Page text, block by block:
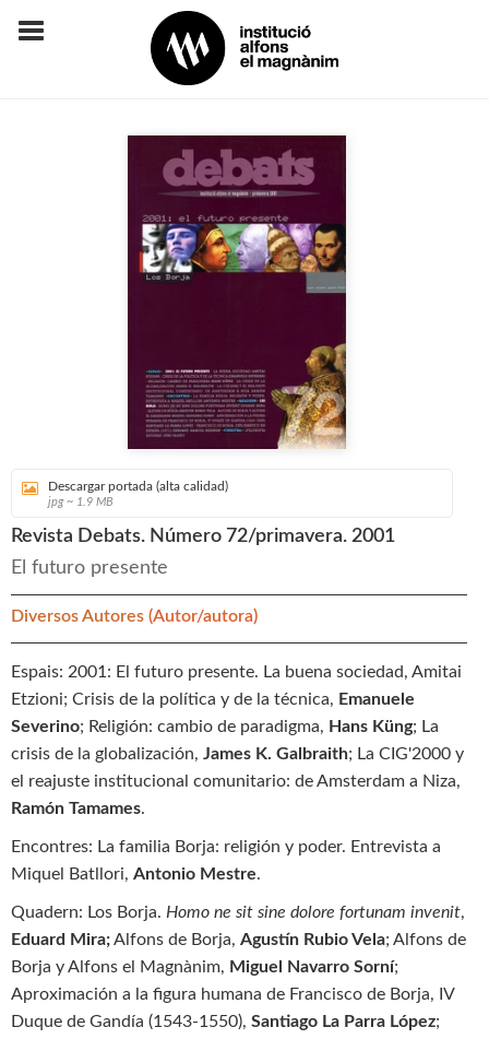
Descargar portada (alta calidad)
jpg ~ 1.9 MB
Revista Debats. Número 72/primavera. 2001
El futuro presente
Diversos Autores (Autor/autora)
Espais: 2001: El futuro presente. La buena sociedad, Amitai
Etzioni; Crisis de la política y de la técnica, Emanuele
Severino; Religión: cambio de paradigma, Hans Küng; La
crisis de la globalización, James K. Galbraith; La CIG'2000 y
el reajuste institucional comunitario: de Amsterdam a Niza,
Ramón Tamames.
Encontres: La familia Borja: religión y poder. Entrevista a
Miquel Batllori, Antonio Mestre.
Quadern: Los Borja. Homo ne sit sine dolore fortunam invenit,
Eduard Mira;Alfons de Borja, Agustín Rubio Vela; Alfons de
Borja y Alfons el Magnànim, Miguel Navarro Sorní;
Aproximación a la figura humana de Francisco de Borja, IV
Duque de Gandía (1543-1550), Santiago La Parra López;